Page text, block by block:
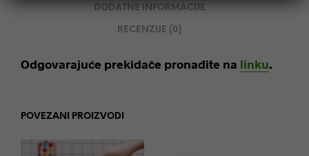
DODATNE INFORMACIJE
RECENZIJE (0)
Odgovarajuće prekidače pronađite na linku.
POVEZANI PROIZVODI